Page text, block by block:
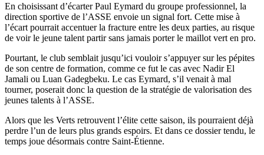
En choisissant d’écarter Paul Eymard du groupe professionnel, la
direction sportive de l’ASSE envoie un signal fort. Cette mise à
l’écart pourrait accentuer la fracture entre les deux parties, au risque
de voir le jeune talent partir sans jamais porter le maillot vert en pro.
Pourtant, le club semblait jusqu’ici vouloir s’appuyer sur les pépites
de son centre de formation, comme ce fut le cas avec Nadir El
Jamali ou Luan Gadegbeku. Le cas Eymard, s’il venait à mal
tourner, poserait donc la question de la stratégie de valorisation des
jeunes talents à l’ASSE.
Alors que les Verts retrouvent l’élite cette saison, ils pourraient déjà
perdre l’un de leurs plus grands espoirs. Et dans ce dossier tendu, le
temps joue désormais contre Saint-Étienne.